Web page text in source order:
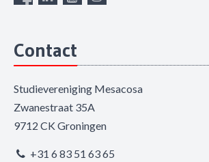
Contact
Studievereniging Mesacosa
Zwanestraat 35A
9712 CK Groningen
+31 6 83 51 63 65